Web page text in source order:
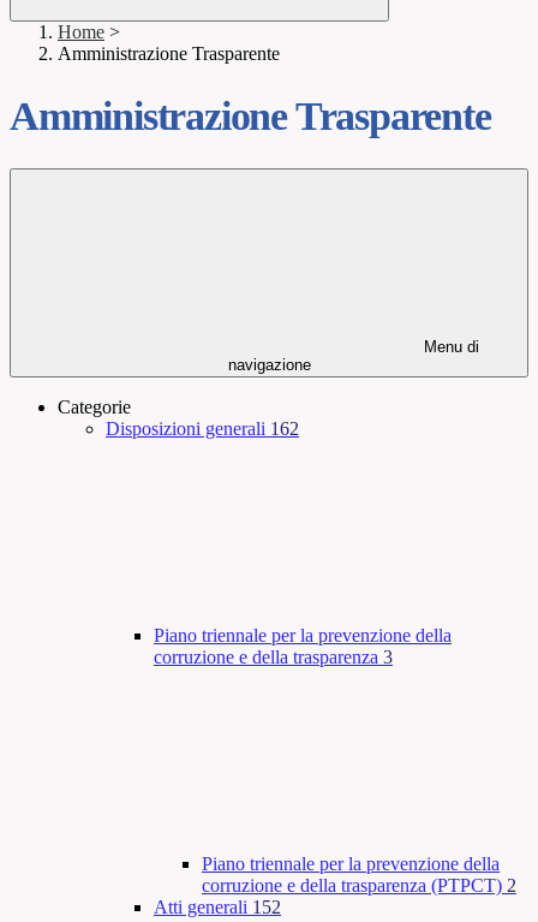
Home >
Amministrazione Trasparente
Amministrazione Trasparente
Menu di
navigazione
Categorie
Disposizioni generali 162
Piano triennale per la prevenzione della
corruzione e della trasparenza 3
Piano triennale per la prevenzione della
corruzione e della trasparenza (PTPCT) 2
Atti generali 152